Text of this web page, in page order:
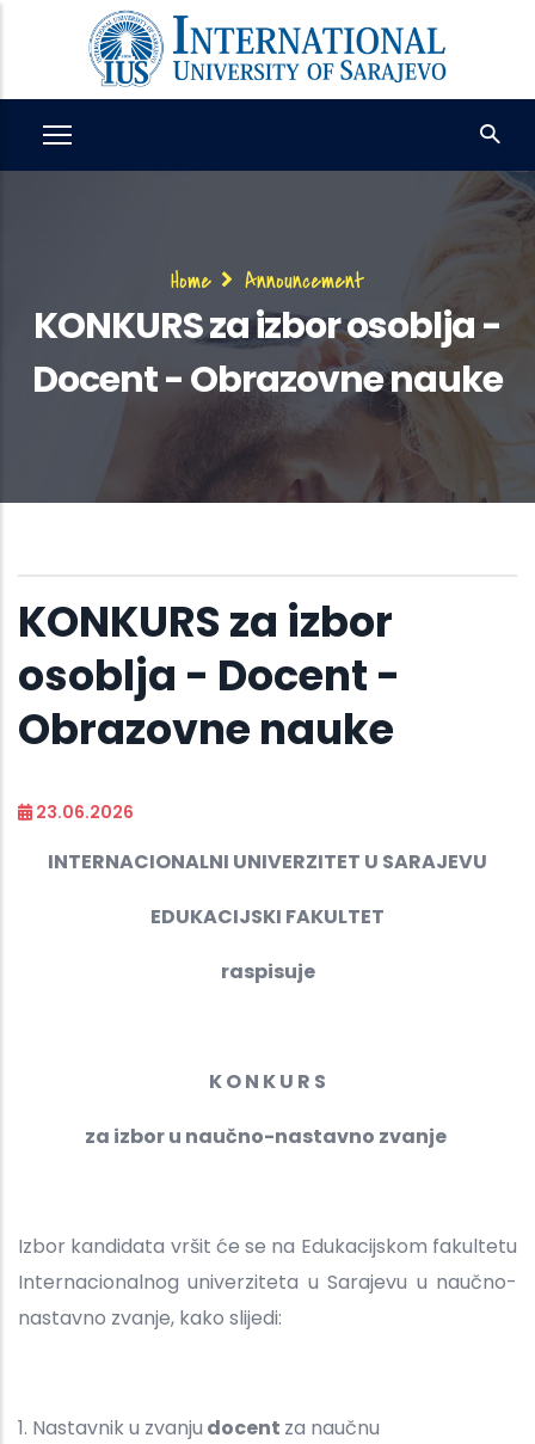
content
Breadcrumb
Home Announcement
KONKURS za izbor osoblja -
Docent - Obrazovne nauke
KONKURS za izbor
osoblja - Docent -
Obrazovne nauke
23.06.2026
INTERNACIONALNI UNIVERZITET U SARAJEVU
EDUKACIJSKI FAKULTET
raspisuje
K O N K U R S
za izbor u naučno-nastavno zvanje
Izbor kandidata vršit će se na Edukacijskom fakultetu
Internacionalnog univerziteta u Sarajevu u naučno-
nastavno zvanje, kako slijedi:
1. Nastavnik u zvanju docent za naučnu